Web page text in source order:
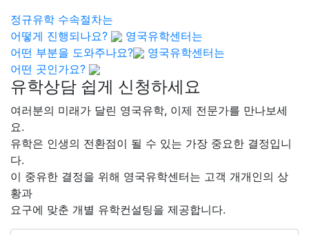
정규유학 수속절차는
어떻게 진행되나요?
영국유학센터는
어떤 부분을 도와주나요?
영국유학센터는
어떤 곳인가요?
유학상담 쉽게 신청하세요
여러분의 미래가 달린 영국유학, 이제 전문가를 만나보세
요.
유학은 인생의 전환점이 될 수 있는 가장 중요한 결정입니
다.
이 중유한 결정을 위해 영국유학센터는 고객 개개인의 상
황과
요구에 맞춘 개별 유학컨설팅을 제공합니다.